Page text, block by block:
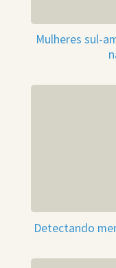
Mulheres sul-
Detectando